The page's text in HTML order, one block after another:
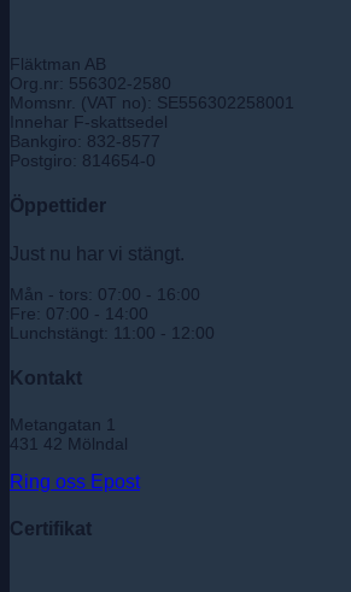
Fläktman AB
Org.nr: 556302-2580
Momsnr. (VAT no): SE556302258001
Innehar F-skattsedel
Bankgiro: 832-8577
Postgiro: 814654-0
Öppettider
Just nu har vi stängt.
Mån - tors: 07:00 - 16:00
Fre: 07:00 - 14:00
Lunchstängt: 11:00 - 12:00
Kontakt
Metangatan 1
431 42 Mölndal
Ring oss Epost
Certifikat